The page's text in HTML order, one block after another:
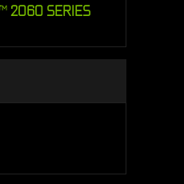
2060 SERIES